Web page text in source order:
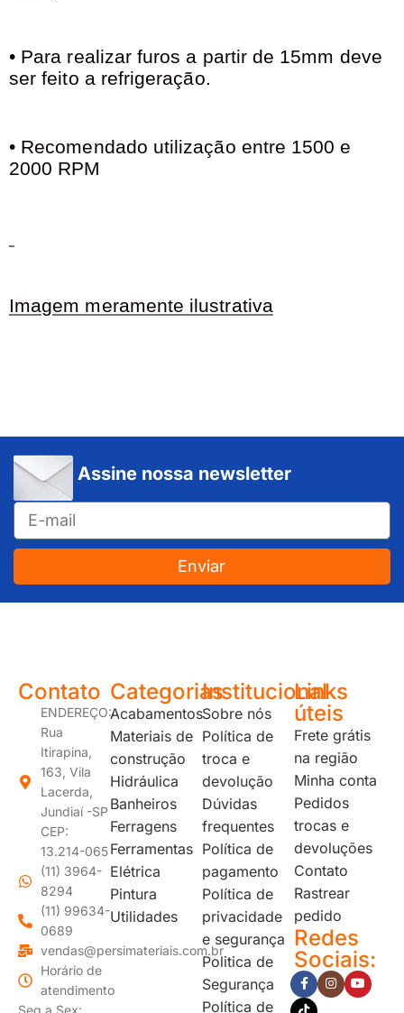
• Para realizar furos a partir de 15mm deve
ser feito a refrigeração.
• Recomendado utilização entre 1500 e
2000 RPM
Imagem meramente ilustrativa
Assine nossa newsletter
Enviar
Contato
ENDEREÇO:
Rua
Itirapina,
163, Vila
Lacerda,
Jundiaí -SP
CEP:
13.214-065
(11) 3964-
8294
(11) 99634-
0689
vendas@persimateriais.com.br
Horário de
atendimento
Seg a Sex:
Categorias
Acabamentos
Materiais de
construção
Hidráulica
Banheiros
Ferragens
Ferramentas
Elétrica
Pintura
Utilidades
Institucional
Sobre nós
Política de
troca e
devolução
Dúvidas
frequentes
Política de
pagamento
Política de
privacidade
e segurança
Politica de
Segurança
Política de
Links
úteis
Frete grátis
na região
Minha conta
Pedidos
trocas e
devoluções
Contato
Rastrear
pedido
Redes
Sociais: